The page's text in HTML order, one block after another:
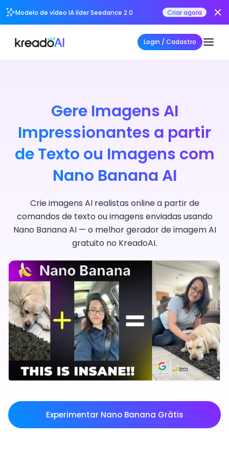
Modelo de vídeo IA líder Seedance 2.0 Criar agora
Login / Cadastro
Gere Imagens AI
Impressionantes a partir
de Texto ou Imagens com
Nano Banana AI
Crie imagens AI realistas online a partir de
comandos de texto ou imagens enviadas usando
Nano Banana AI — o melhor gerador de imagem AI
gratuito no KreadoAI.
Experimentar Nano Banana Grátis